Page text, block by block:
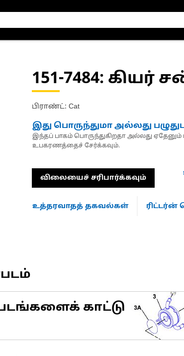
151-7484: கியர்
பிராண்ட்: Cat
இது பொருந்துமா அல்லது
இந்தப் பாகம் பொருந்துகிறதா அல்லது
உபகரணத்தைச் சேர்க்கவும்.
விலையைச் சரிபார்க்கவும்
உத்தரவாதத் தகவல்கள்
காட்டு